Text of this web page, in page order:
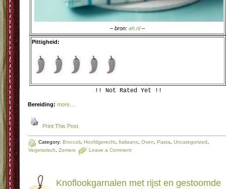
– bron:ah.nl–
Pittigheid:
!! Not Rated Yet !!
Bereiding: more…
Print This Post
Category: Broccoli Hoofdgerecht Italiaans Oven Pasta Uncategorized
Vegetarisch
Zomers Leave a Comment
Knoflookgarnalen met rijst en gestoomde